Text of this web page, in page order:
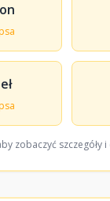
zobaczyć szczegóły